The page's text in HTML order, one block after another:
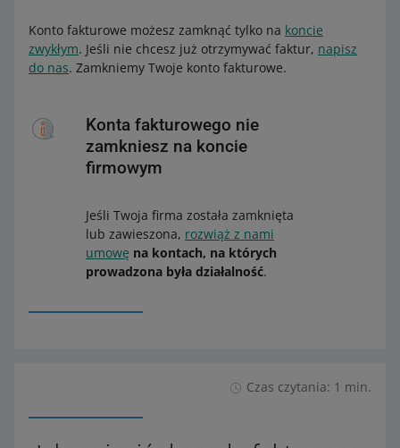
Konto fakturowe możesz zamknąć tylko na koncie
zwykłym. Jeśli nie chcesz już otrzymywać faktur, napisz
do nas. Zamkniemy Twoje konto fakturowe.
Konta fakturowego nie
zamkniesz na koncie
firmowym
Jeśli Twoja firma została zamknięta
lub zawieszona, rozwiąż z nami
umowę na kontach, na których
prowadzona była działalność.
Czas czytania: 1 min.